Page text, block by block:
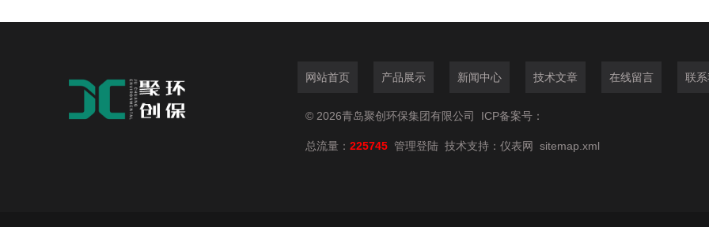
网站首页 产品展示 新闻中心 技术文章 在线留言 联
© 2026青岛聚创环保集团有限公司 ICP备案号：
总流量： 225745 管理登陆 技术支持： 仪表网 sitemap.xml